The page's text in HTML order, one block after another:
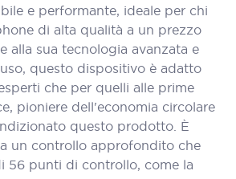
e performante, ideale per chi
di alta qualità a un prezzo
alla sua tecnologia avanzata e
questo dispositivo è adatto
che per quelli alle prime
pioniere dell'economia circolare
questo prodotto. È
un controllo approfondito che
56 punti di controllo, come la